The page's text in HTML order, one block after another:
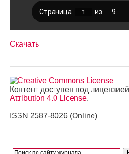
Скачать
Контент доступен под лицензией
Attribution 4.0 License.
ISSN 2587-8026 (Online)